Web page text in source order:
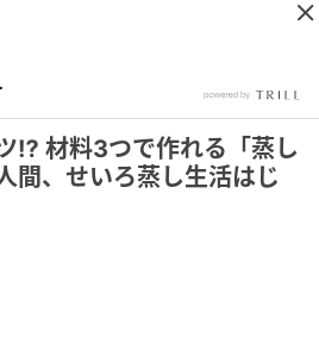
⁉ 材料3つで作れる「蒸し
間、せいろ蒸し生活はじ